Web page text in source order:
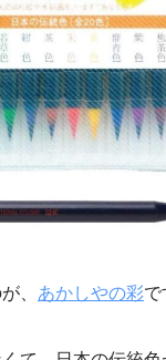
、 あかしやの彩で